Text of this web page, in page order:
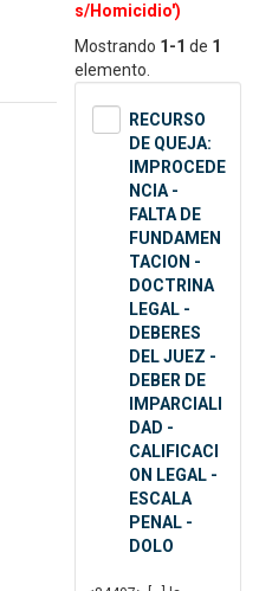
s/Homicidio')
Mostrando 1-1 de 1
elemento.
RECURSO
DE QUEJA:
IMPROCEDE
NCIA -
FALTA DE
FUNDAMEN
TACION -
DOCTRINA
LEGAL -
DEBERES
DEL JUEZ -
DEBER DE
IMPARCIALI
DAD -
CALIFICACI
ON LEGAL -
ESCALA
PENAL -
DOLO